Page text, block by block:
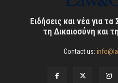
Ειδήσεις και νέα για
τη Δικαιοσύνη και
Contact us: